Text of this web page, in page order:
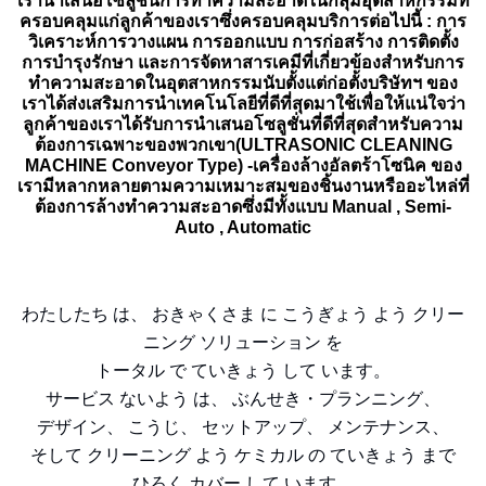
ครอบคลุมแก่ลูกค้าของเราซึ่งครอบคลุมบริการต่อไปนี้ : การ
วิเคราะห์การวางแผน การออกแบบ การก่อสร้าง การติดตั้ง
การบำรุงรักษา และการจัดหาสารเคมีที่เกี่ยวข้องสำหรับการ
ทำความสะอาดในอุตสาหกรรมนับตั้งแต่ก่อตั้งบริษัทฯ ของ
เราได้ส่งเสริมการนำเทคโนโลยีที่ดีที่สุดมาใช้เพื่อให้แน่ใจว่า
ลูกค้าของเราได้รับการนำเสนอโซลูชั่นที่ดีที่สุดสำหรับความ
ต้องการเฉพาะของพวกเขา(ULTRASONIC CLEANING
MACHINE Conveyor Type) -เครื่องล้างอัลตร้าโซนิค ของ
เรามีหลากหลายตามความเหมาะสมของชิ้นงานหรืออะไหล่ที่
ต้องการล้างทำความสะอาดซึ่งมีทั้งแบบ Manual , Semi-
Auto , Automatic
わたしたち は、 おきゃくさま に こうぎょう よう クリー
ニング ソリューション を
トータル で ていきょう して います。
サービス ないよう は、 ぶんせき・プランニング、
デザイン、 こうじ、 セットアップ、 メンテナンス、
そして クリーニング よう ケミカル の ていきょう まで